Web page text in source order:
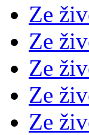
Ze
Ze
Ze
Ze
Ze